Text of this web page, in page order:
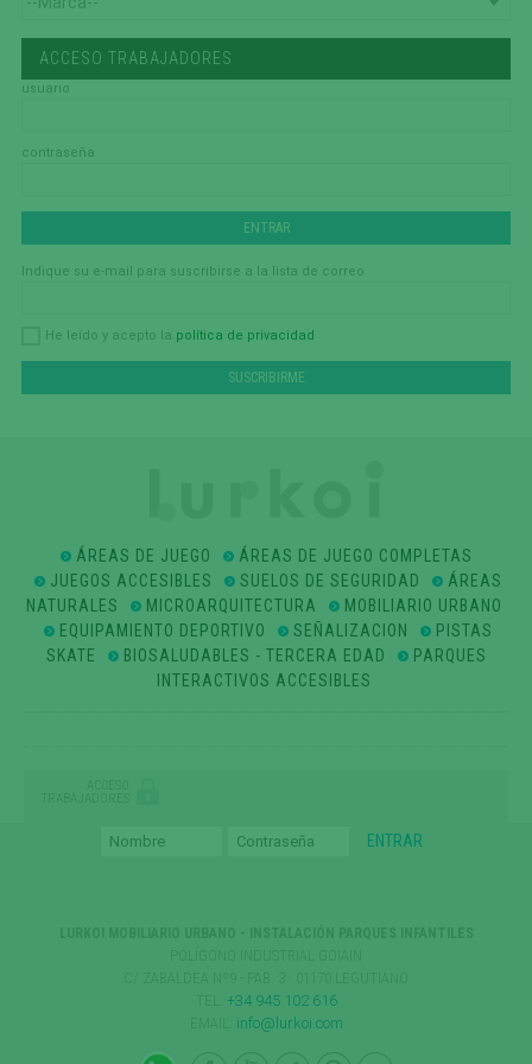
ACCESO TRABAJADORES
usuario
contraseña
Indique su e-mail para suscribirse a la lista de correo
He leído y acepto la política de privacidad
ÁREAS DE JUEGO
ÁREAS DE JUEGO COMPLETAS
JUEGOS ACCESIBLES
SUELOS DE SEGURIDAD
ÁREAS
NATURALES
MICROARQUITECTURA
MOBILIARIO URBANO
EQUIPAMIENTO DEPORTIVO
SEÑALIZACION
PISTAS
SKATE
BIOSALUDABLES - TERCERA EDAD
PARQUES
INTERACTIVOS ACCESIBLES
ACCESO
TRABAJADORES
+34 945 102 616
info@lurkoi.com